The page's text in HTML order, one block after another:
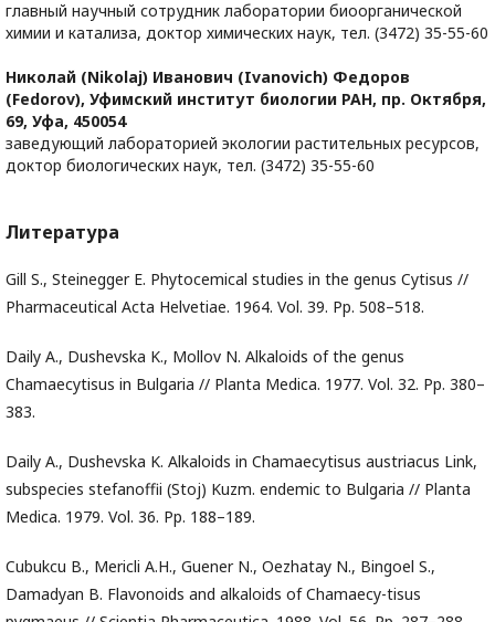
главный научный сотрудник лаборатории биоорганической
химии и катализа, доктор химических наук, тел. (3472) 35-55-60
Николай (Nikolaj) Иванович (Ivanovich) Федоров
(Fedorov), Уфимский институт биологии РАН, пр. Октября,
69, Уфа, 450054
заведующий лабораторией экологии растительных ресурсов,
доктор биологических наук, тел. (3472) 35-55-60
Литература
Gill S., Steinegger E. Phytocemical studies in the genus Cytisus //
Pharmaceutical Acta Helvetiae. 1964. Vol. 39. Pp. 508–518.
Daily A., Dushevska K., Mollov N. Alkaloids of the genus
Chamaecytisus in Bulgaria // Planta Medica. 1977. Vol. 32. Pp. 380–
383.
Daily A., Dushevska K. Alkaloids in Chamaecytisus austriacus Link,
subspecies stefanoffii (Stoj) Kuzm. endemic to Bulgaria // Planta
Medica. 1979. Vol. 36. Pp. 188–189.
Cubukcu B., Mericli A.H., Guener N., Oezhatay N., Bingoel S.,
Damadyan B. Flavonoids and alkaloids of Chamaecy-tisus